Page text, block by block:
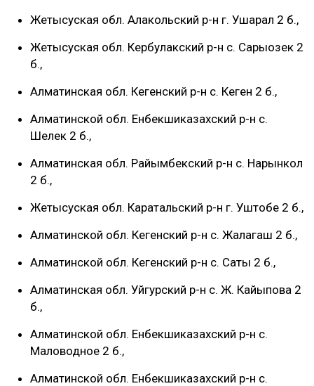
Жетысуская обл. Алакольский р-н г. Ушарал 2 б.,
Жетысуская обл. Кербулакский р-н с. Сарыозек 2
б.,
Алматинская обл. Кегенский р-н с. Кеген 2 б.,
Алматинской обл. Енбекшиказахский р-н с.
Шелек 2 б.,
Алматинская обл. Райымбекский р-н с. Нарынкол
2 б.,
Жетысуская обл. Каратальский р-н г. Уштобе 2 б.,
Алматинской обл. Кегенский р-н с. Жалагаш 2 б.,
Алматинской обл. Кегенский р-н с. Саты 2 б.,
Алматинская обл. Уйгурский р-н с. Ж. Кайыпова 2
б.,
Алматинской обл. Енбекшиказахский р-н с.
Маловодное 2 б.,
Алматинской обл. Енбекшиказахский р-н с.